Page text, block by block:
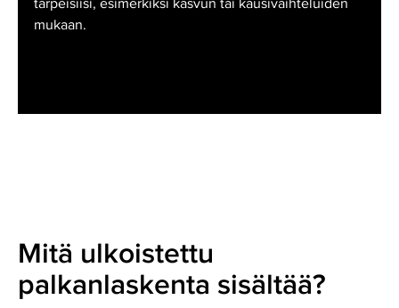
tarpeisiisi, esimerkiksi kasvun tai kausivaihteluiden
mukaan.
Mitä ulkoistettu
palkanlaskenta sisältää?